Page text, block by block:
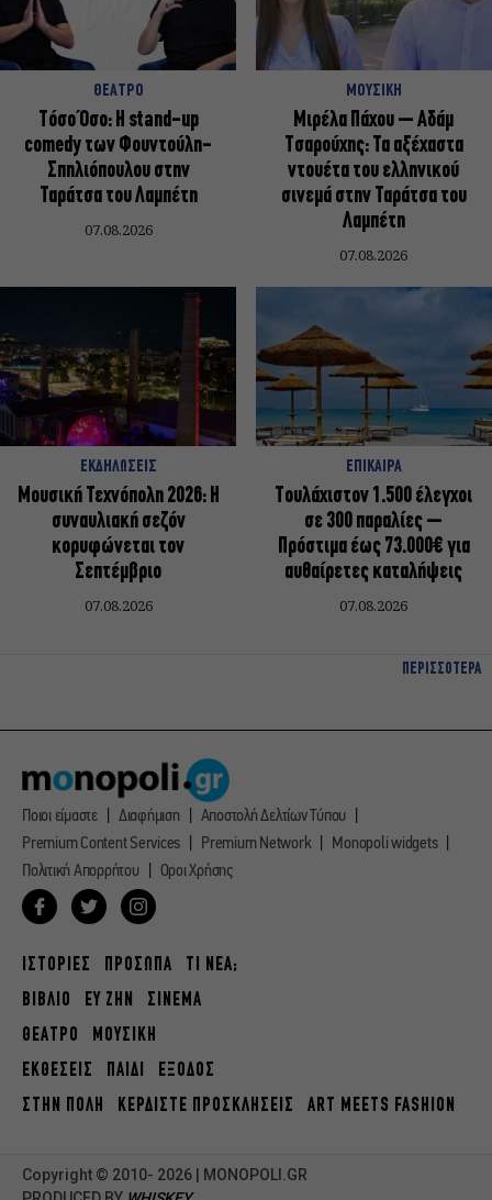
ΘΕΑΤΡΟ
Τόσο Όσο: Η stand-up
comedy των Φουντούλη-
Σπηλιόπουλου στην
Ταράτσα του Λαμπέτη
07.08.2026
ΜΟΥΣΙΚΗ
Μιρέλα Πάχου – Αδάμ
Τσαρούχης: Τα αξέχαστα
ντουέτα του ελληνικού
σινεμά στην Ταράτσα του
Λαμπέτη
07.08.2026
ΕΚΔΗΛΩΣΕΙΣ
Μουσική Τεχνόπολη 2026: Η
συναυλιακή σεζόν
κορυφώνεται τον
Σεπτέμβριο
07.08.2026
ΕΠΙΚΑΙΡΑ
Τουλάχιστον 1.500 έλεγχοι
σε 300 παραλίες –
Πρόστιμα έως 73.000€ για
αυθαίρετες καταλήψεις
07.08.2026
ΠΕΡΙΣΣΟΤΕΡΑ
Ποιοι είμαστε Διαφήμιση
Αποστολή Δελτίων Τύπου
Premium Content Services
Premium Network
Monopoli widgets
Πολιτική Απορρήτου
Οροι Χρήσης
ΙΣΤΟΡΙΕΣ ΠΡΟΣΩΠΑ
ΤΙ ΝΕΑ;
ΒΙΒΛΙΟ
ΕΥ ΖΗΝ
ΣΙΝΕΜΑ
ΘΕΑΤΡΟ
ΜΟΥΣΙΚΗ
ΕΚΘΕΣΕΙΣ
ΠΑΙΔΙ
ΕΞΟΔΟΣ
ΣΤΗΝ ΠΟΛΗ
ΚΕΡΔΙΣΤΕ ΠΡΟΣΚΛΗΣΕΙΣ ART MEETS FASHION
Copyright © 2010- 2026 | MONOPOLI.GR